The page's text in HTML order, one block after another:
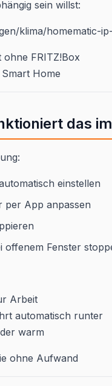
sein willst:
klima/homematic-
FRITZ!Box
Home
das
einstellen
per App anpassen
offenem Fenster
Arbeit
automatisch runter
warm
ohne Aufwand